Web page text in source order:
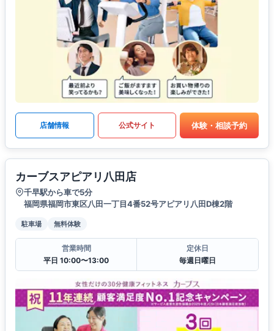
店舗情報 公式サイト 体験・相談予約
カーブスアピアリ八田店
千早駅から車で5分
福岡県福岡市東区八田一丁目4番52号アピアリ八田D棟2階
駐車場 無料体験
営業時間
平日 10:00〜13:00
定休日
毎週日曜日